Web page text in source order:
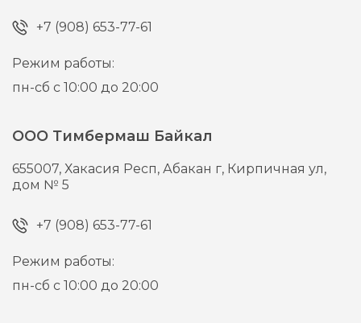
+7 (908) 653-77-61
Режим работы:
пн-сб с 10:00 до 20:00
ООО Тимбермаш Байкал
655007,Хакасия Респ, Абакан г, Кирпичная ул,
дом № 5
+7 (908) 653-77-61
Режим работы:
пн-сб с 10:00 до 20:00